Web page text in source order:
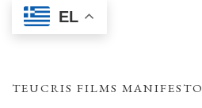
EL
TEUCRIS FILMS MANIFESTO